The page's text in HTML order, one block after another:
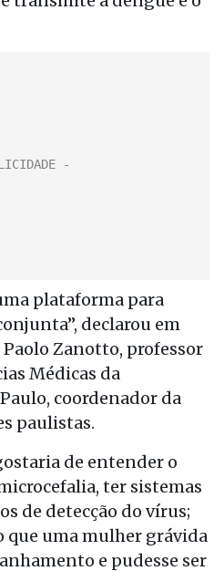
plataforma para
declarou em
Zanotto, professor
Médicas da
coordenador da
paulistas.
de entender o
ter sistemas
de detecção do vírus;
que uma mulher grávida
e pudesse ser